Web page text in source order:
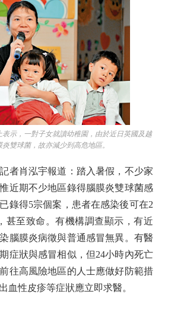
，一對子女就讀幼稚園，由於近日英國及越
雙球菌，故亦減少到高危地區。
肖泓宇報道：踏入暑假，不少家
近期不少地區錄得腦膜炎雙球菌感
錄得5宗個案，患者在感染後可在2
甚至致命。有機構調查顯示，有近
腦膜炎病徵與普通感冒無異。有醫
症狀與感冒相似，但24小時內死亡
往高風險地區的人士應做好防範措
血性皮疹等症狀應立即求醫。